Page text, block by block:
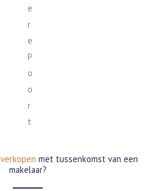
verkopen met tussenkomst van een
makelaar?